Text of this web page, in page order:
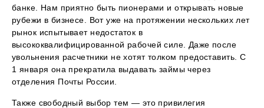
банке. Нам приятно быть пионерами и открывать новые
рубежи в бизнесе. Вот уже на протяжении нескольких лет
рынок испытывает недостаток в
высококвалифицированной рабочей силе. Даже после
увольнения расчетники не хотят толком предоставить. С
1 января она прекратила выдавать займы через
отделения Почты России.
Также свободный выбор тем — это привилегия